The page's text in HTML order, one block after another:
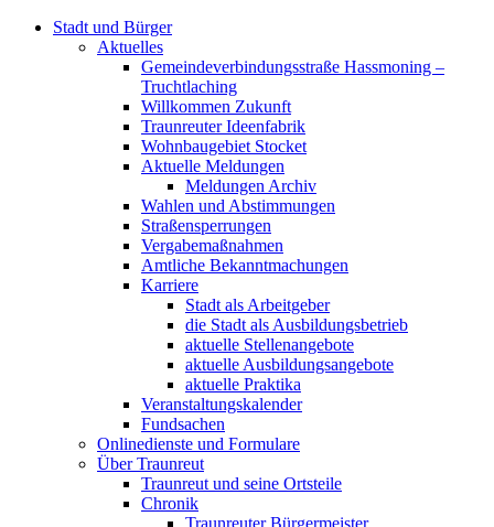
Stadt und Bürger
Aktuelles
Gemeindeverbindungsstraße Hassmoning –
Truchtlaching
Willkommen Zukunft
Traunreuter Ideenfabrik
Wohnbaugebiet Stocket
Aktuelle Meldungen
Meldungen Archiv
Wahlen und Abstimmungen
Straßensperrungen
Vergabemaßnahmen
Amtliche Bekanntmachungen
Karriere
Stadt als Arbeitgeber
die Stadt als Ausbildungsbetrieb
aktuelle Stellenangebote
aktuelle Ausbildungsangebote
aktuelle Praktika
Veranstaltungskalender
Fundsachen
Onlinedienste und Formulare
Über Traunreut
Traunreut und seine Ortsteile
Chronik
Traunreuter Bürgermeister